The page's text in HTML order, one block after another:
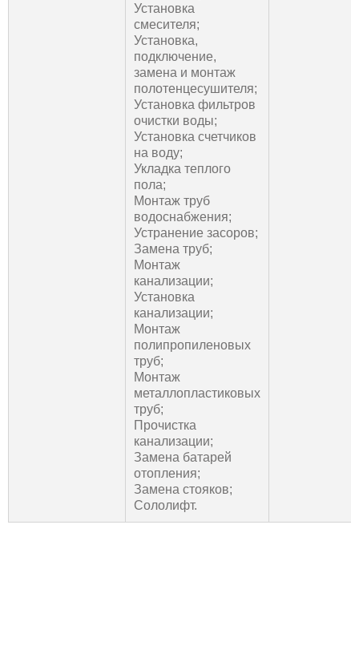
Установка
смесителя;
Установка,
подключение,
замена и монтаж
полотенцесушителя;
Установка фильтров
очистки воды;
Установка счетчиков
на воду;
Укладка теплого
пола;
Монтаж труб
водоснабжения;
Устранение засоров;
Замена труб;
Монтаж
канализации;
Установка
канализации;
Монтаж
полипропиленовых
труб;
Монтаж
металлопластиковых
труб;
Прочистка
канализации;
Замена батарей
отопления;
Замена стояков;
Сололифт.